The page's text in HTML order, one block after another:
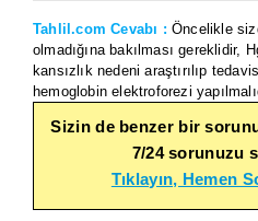
Tahlil.com Cevabı : Öncelikle
olmadığına bakılması gereklidir,
kansızlık nedeni araştırılıp
hemoglobin elektroforezi
Sizin de benzer bir
7/24 sorunuzu
Tıklayın, Hemen